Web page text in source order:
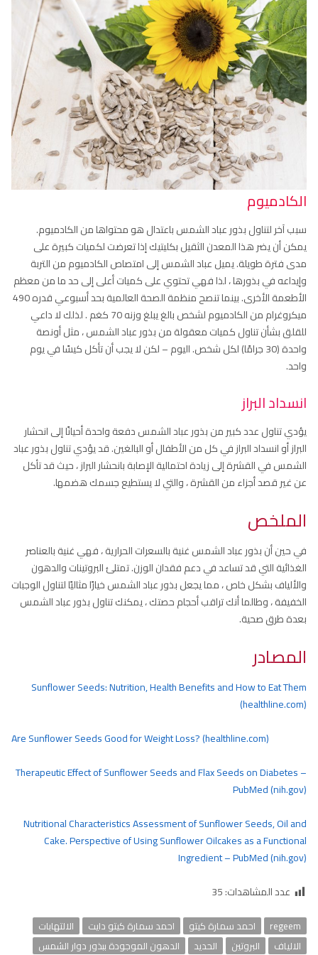
الكادميوم
سبب آخر لتناول بذور عباد الشمس باعتدال هو محتواها من الكادميوم.
يمكن أن يضر هذا المعدن الثقيل بكليتيك إذا تعرضت لكميات كبيرة على
مدى فترة طويلة. يميل عباد الشمس إلى امتصاص الكادميوم من التربة
وإيداعه في بذورها ، لذا فهي تحتوي على كميات أعلى إلى حد ما من معظم
الأطعمة الأخرى. بينما تنصح منظمة الصحة العالمية بحد أسبوعي قدره 490
ميكروغرام من الكادميوم لشخص بالغ يبلغ وزنه 70 كغم . لذلك لا داعي
للقلق بشأن تناول كميات معقولة من بذور عباد الشمس ، مثل أونصة
واحدة (30 جرامًا) لكل شخص. اليوم – لكن لا يجب أن تأكل كيسًا في يوم
واحد.
انسداد البراز
يؤدي تناول عدد كبير من بذور عباد الشمس دفعة واحدة أحيانًا إلى انحشار
البراز أو انسداد البراز في كل من الأطفال أو البالغين. قد يؤدي تناول بذور عباد
الشمس في القشرة إلى زيادة احتمالية الإصابة بانحشار البراز ، حيث قد تأكل
عن غير قصد أجزاء من القشرة ، والتي لا يستطيع جسمك هضمها.
الملخص
في حين أن بذور عباد الشمس غنية بالسعرات الحرارية ، فهي غنية بالعناصر
الغذائية التي قد تساعد في دعم فقدان الوزن. تمتلئ البروتينات والدهون
والألياف بشكل خاص ، مما يجعل بذور عباد الشمس خيارًا مثاليًا لتناول الوجبات
الخفيفة ، وطالما أنك تراقب أحجام حصتك ، يمكنك تناول بذور عباد الشمس
بعدة طرق صحية.
المصادر
Sunflower Seeds: Nutrition, Health Benefits and How to Eat Them
(healthline.com)
Are Sunflower Seeds Good for Weight Loss? (healthline.com)
Therapeutic Effect of Sunflower Seeds and Flax Seeds on Diabetes –
PubMed (nih.gov)
Nutritional Characteristics Assessment of Sunflower Seeds, Oil and
Cake. Perspective of Using Sunflower Oilcakes as a Functional
Ingredient – PubMed (nih.gov)
عدد المشاهدات:35
regeem احمد سمارة كيتو احمد سمارة كيتو دايت
الالتهابات
الالياف
البروتين الحديد
الدهون الموجودة ببذور دوار الشمس